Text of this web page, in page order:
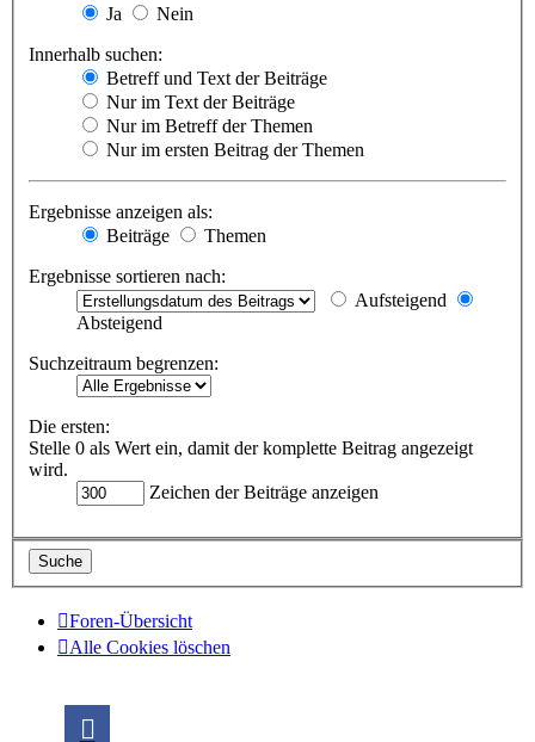
Ja
Nein
Innerhalb suchen:
Betreff und Text der Beiträge
Nur im Text der Beiträge
Nur im Betreff der Themen
Nur im ersten Beitrag der Themen
Ergebnisse anzeigen als:
Beiträge
Themen
Ergebnisse sortieren nach:
Aufsteigend
Absteigend
Suchzeitraum begrenzen:
Die ersten:
Stelle 0 als Wert ein, damit der komplette Beitrag angezeigt
wird.
Zeichen der Beiträge anzeigen
Foren-Übersicht
Alle Cookies löschen